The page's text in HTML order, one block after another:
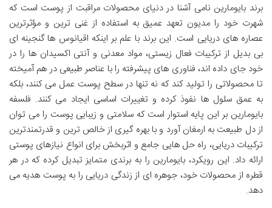
برند بایومارین نامی آشنا در دنیای محصولات مراقبت از پوست است که
شهرت خود را مدیون تعهد عمیق به استفاده از غنی ترین و مؤثرترین
عصاره های دریایی است. این برند با علم بر اینکه اقیانوس ها گنجینه ای
بی بدیل از ترکیبات فعال زیستی، مواد معدنی و آنتی اکسیدان ها را در
خود جای داده اند، فناوری های پیشرفته را با عناصر طبیعی در هم آمیخته
تا محصولاتی را تولید کند که نه تنها در سطح پوست عمل می کنند، بلکه
به عمق سلول ها نفوذ کرده و تغییرات اساسی ایجاد می کنند. فلسفه
بایومارین بر این پایه استوار است که سلامتی و زیبایی پوست را می توان
از دل طبیعت به ارمغان آورد و با بهره گیری از خالص ترین و قدرتمندترین
ترکیبات دریایی، راه حل هایی جامع و اثربخش برای انواع نیازهای پوستی
ارائه داد. این رویکرد، بایومارین را به برندی متمایز تبدیل کرده که در هر
قطره از محصولات خود، جوهره ای از زندگی دریایی را به پوست هدیه می
دهد.